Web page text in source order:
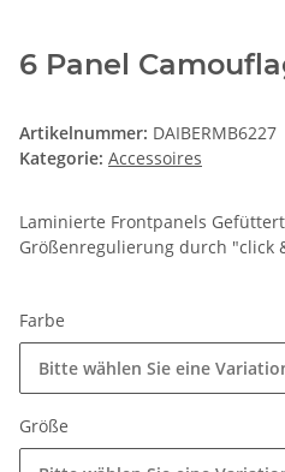
6 Panel
Artikelnummer: DAIBERMB6227
Kategorie: Accessoires
Laminierte Frontpanels
Größenregulierung durch "click
Farbe
Bitte wählen Sie eine
Größe